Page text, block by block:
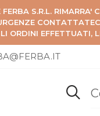
S.R.L.
ORDINI EFFETTUATI,